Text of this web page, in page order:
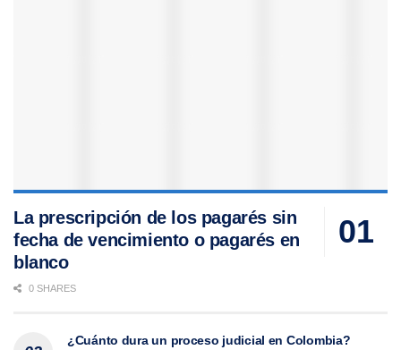
La prescripción de los pagarés sin
fecha de vencimiento o pagarés en
blanco
0 SHARES
¿Cuánto dura un proceso judicial en Colombia?